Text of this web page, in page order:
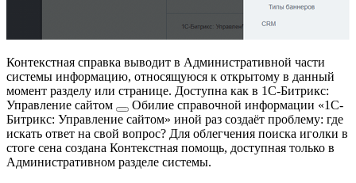
Контекстная справка выводит в Административной части
системы информацию, относящуюся к открытому в данный
момент разделу или странице. Доступна как в 1С-Битрикс:
Управление сайтом
Обилие справочной информации «1С-
Битрикс: Управление сайтом» иной раз создаёт проблему: где
искать ответ на свой вопрос? Для облегчения поиска иголки в
стоге сена создана Контекстная помощь, доступная только в
Административном разделе системы.